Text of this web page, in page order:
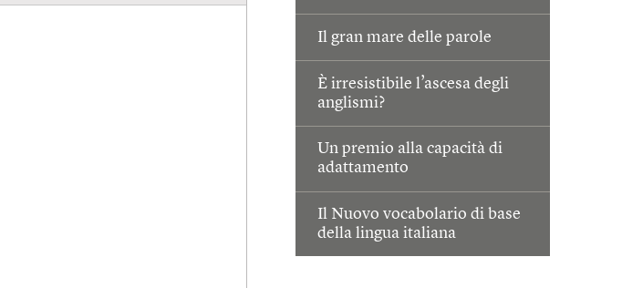
Il gran mare delle parole
È irresistibile l’ascesa degli
anglismi?
Un premio alla capacità di
adattamento
Il Nuovo vocabolario di base
della lingua italiana